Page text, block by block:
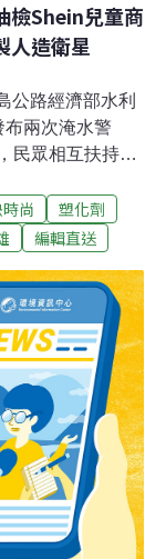
檢Shein兒童商
人造衛星
公路經濟部水利
兩次淹水警
民眾相互扶持通
；接著下午2時再
積雨量139.5毫
發生自燃事
兄疲於奔命，新
法完全控制所有
置量、爭取更多
管，希望降低再
尚
塑化劑
編輯直送